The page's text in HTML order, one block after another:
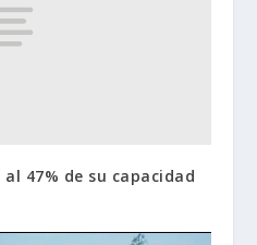
47% de su capacidad